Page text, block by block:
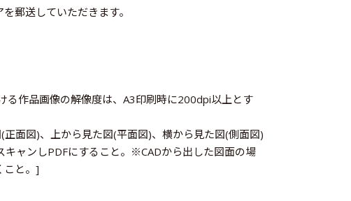
郵送していただきます。
作品画像の解像度は、A3印刷時に200dpi以上とす
面図)、上から見た図(平面図)、横から見た図(側面図)
ャンしPDFにすること。※CADから出した図面の場
こと。]